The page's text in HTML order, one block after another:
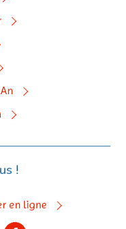
!
en ligne